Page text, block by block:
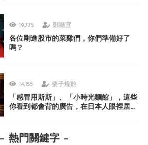
19,775 鄭廳宜
各位剛進股市的菜雞們，你們準備好了
嗎？
14,155 栗子燒雞
「感冒用斯斯」、「小時光麵館」，這些
你看到都會背的廣告，在日本人眼裡居然
熱門關鍵字